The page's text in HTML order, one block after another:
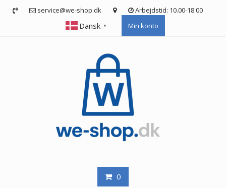
service@we-shop.dk Arbejdstid: 10.00-18.00
Dansk ▼ Min konto
0